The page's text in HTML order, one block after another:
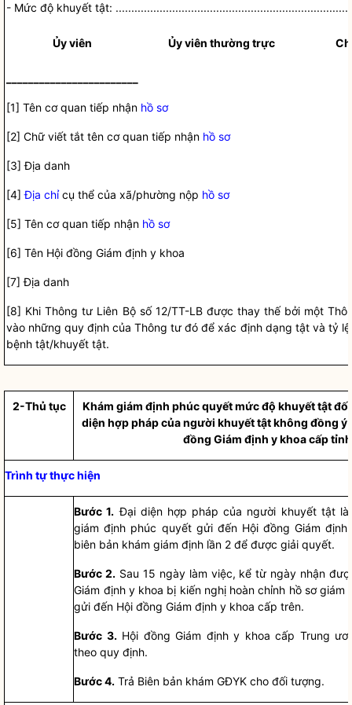
- Mức độ khuyết tật:
Ủy viên Ủy viên thường trực
[1] Tên cơ quan tiếp nhận hồ sơ
[2] Chữ viết tắt tên cơ quan tiếp nhận hồ sơ
[3]Địa danh
[4]Địa chỉcụ thể của xã/phường nộp hồ sơ
[5] Tên cơ quan tiếp nhận hồ sơ
[6] Tên Hội đồng Giám địnhy khoa
[7]Địa danh
[8] Khi Thông tư Liên Bộ số 12/TT-LB được thay thế bởi một
vào những quy định của Thông tư đó đểxác định dạng tật và tỷ
bệnh tật/khuyết tật.
2-Thủ tục
Khám giám định phúc quyết mức độ khuyết tật
diện hợp phápcủa người khuyết tật không đồng ý
đồng Giám định y khoa cấp tỉnh
Trình tự thực hiện
Bước 1. Đại diện hợp pháp của người khuyết tật
giám định phúc quyết gửi đến Hội đồng Giám định
biên bản khám giám định lần 2 để được giải quyết.
Bước 2. Sau 15 ngày làm việc, kể từ ngày nhận
Giám địnhy khoa bị kiến nghị hoàn chỉnh hồ sơ giám
gửi đến Hội đồng Giám định y khoa cấp trên.
Bước 3. Hội đồng Giám địnhy khoa cấp Trung
theo quy định.
Bước 4. Trả Biên bản khám GĐYK cho đối tượng.